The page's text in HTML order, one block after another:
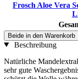
Frosch Aloe Vera
Beide in den Warenkorb
Beschreibung
Natürliche
sehr gute